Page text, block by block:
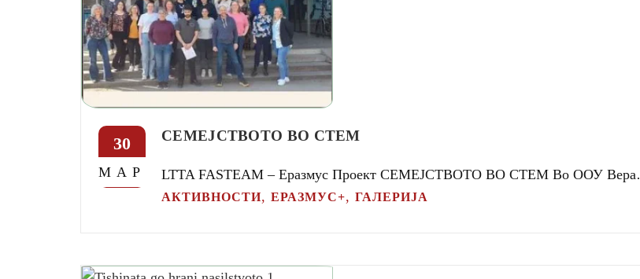
30
МАР
СЕМЕЈСТВОТО ВО СТЕМ
LTTA FASTEAM – Еразмус Проект СЕМЕЈСТВОТО ВО СТЕМ Во ООУ
АКТИВНОСТИ, ЕРАЗМУС+, ГАЛЕРИЈА